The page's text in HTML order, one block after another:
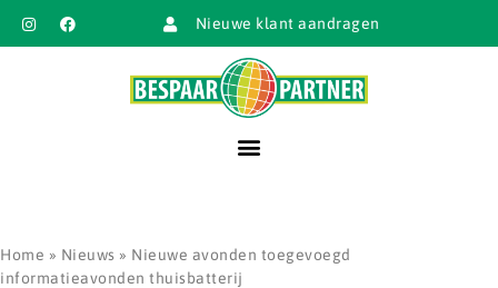
Nieuwe klant aandragen
Home » Nieuws » Nieuwe avonden toegevoegd
informatieavonden thuisbatterij